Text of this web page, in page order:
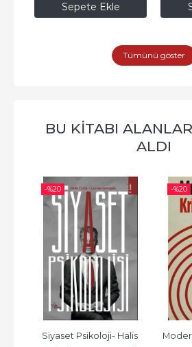
Sepete Ekle
Tümünü göster
BU KITABI
ALDI
-%20
Siyaset Psikoloji- Halis
-%20